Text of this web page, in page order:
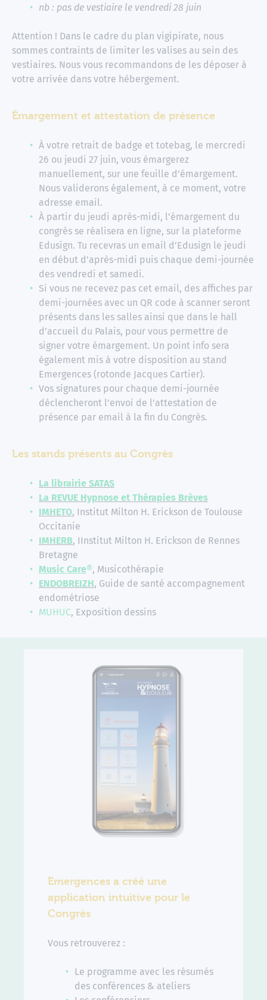
nb : pas de vestiaire le vendredi 28 juin
Attention ! Dans le cadre du plan vigipirate, nous
sommes contraints de limiter les valises au sein des
vestiaires. Nous vous recommandons de les déposer à
votre arrivée dans votre hébergement.
Émargement et attestation de présence
À votre retrait de badge et totebag, le mercredi
26 ou jeudi 27 juin, vous émargerez
manuellement, sur une feuille d’émargement.
Nous validerons également, à ce moment, votre
adresse email.
À partir du jeudi après-midi, l’émargement du
congrès se réalisera en ligne, sur la plateforme
Edusign. Tu recevras un email d’Edusign le jeudi
en début d’après-midi puis chaque demi-journée
des vendredi et samedi.
Si vous ne recevez pas cet email, des affiches par
demi-journées avec un QR code à scanner seront
présents dans les salles ainsi que dans le hall
d’accueil du Palais, pour vous permettre de
signer votre émargement. Un point info sera
également mis à votre disposition au stand
Emergences (rotonde Jacques Cartier).
Vos signatures pour chaque demi-journée
déclencheront l’envoi de l’attestation de
présence par email à la fin du Congrès.
Les stands présents au Congrès
La librairie SATAS
La REVUE Hypnose et Thérapies Brèves
IMHETO, Institut Milton H. Erickson de Toulouse
Occitanie
IMHERB, IInstitut Milton H. Erickson de Rennes
Bretagne
Music Care®, Musicothérapie
ENDOBREIZH, Guide de santé accompagnement
endométriose
MUHUC, Exposition dessins
Emergences a créé une
application intuitive pour le
Congrès
Vous retrouverez :
Le programme avec les résumés
des conférences & ateliers